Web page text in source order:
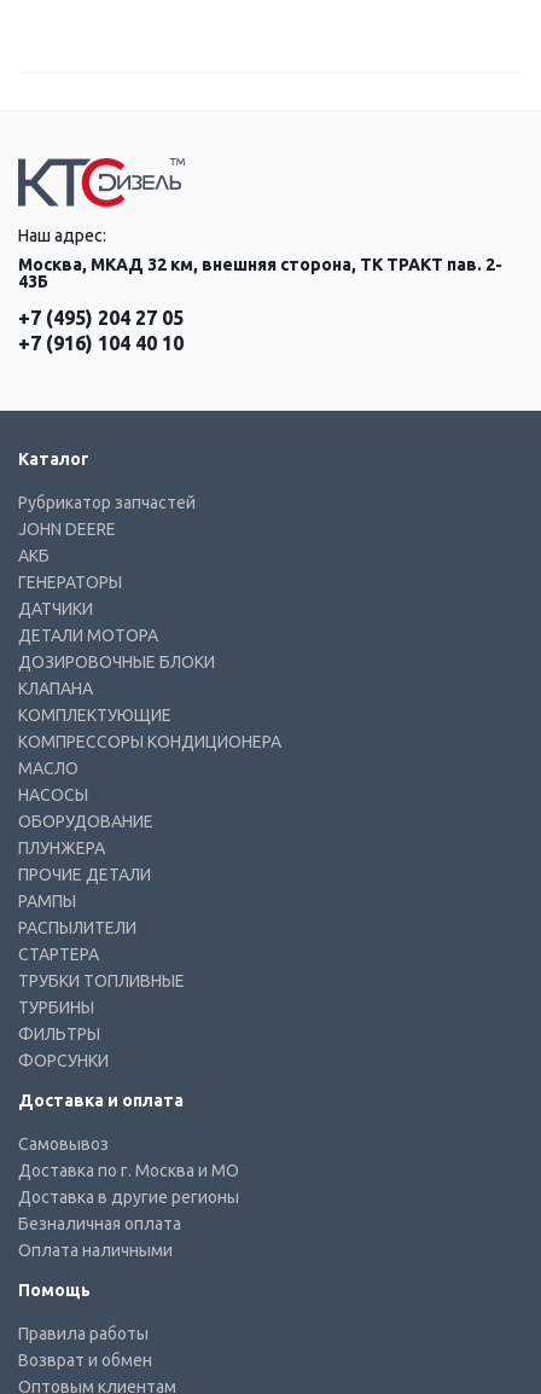
Наш адрес:
Москва, МКАД 32 км, внешняя сторона, ТК ТРАКТ пав. 2-
43Б
+7 (495) 204 27 05
+7 (916) 104 40 10
Каталог
Рубрикатор запчастей
JOHN DEERE
АКБ
ГЕНЕРАТОРЫ
ДАТЧИКИ
ДЕТАЛИ МОТОРА
ДОЗИРОВОЧНЫЕ БЛОКИ
КЛАПАНА
КОМПЛЕКТУЮЩИЕ
КОМПРЕССОРЫ КОНДИЦИОНЕРА
МАСЛО
НАСОСЫ
ОБОРУДОВАНИЕ
ПЛУНЖЕРА
ПРОЧИЕ ДЕТАЛИ
РАМПЫ
РАСПЫЛИТЕЛИ
СТАРТЕРА
ТРУБКИ ТОПЛИВНЫЕ
ТУРБИНЫ
ФИЛЬТРЫ
ФОРСУНКИ
Доставка и оплата
Самовывоз
Доставка по г. Москва и МО
Доставка в другие регионы
Безналичная оплата
Оплата наличными
Помощь
Правила работы
Возврат и обмен
Оптовым клиентам